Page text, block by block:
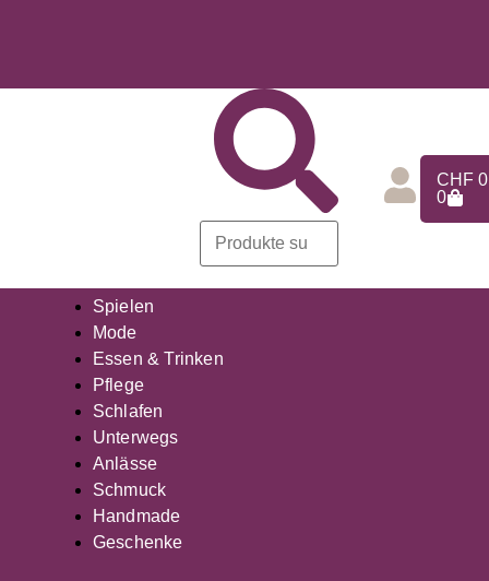
CHF
0
Spielen
Mode
Essen & Trinken
Pflege
Schlafen
Unterwegs
Anlässe
Schmuck
Handmade
Geschenke